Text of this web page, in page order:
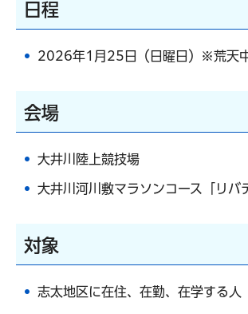
日程
2026年1月25日（日曜日）※荒天
会場
大井川陸上競技場
大井川河川敷マラソンコース「リバ
対象
志太地区に在住、在勤、在学する人